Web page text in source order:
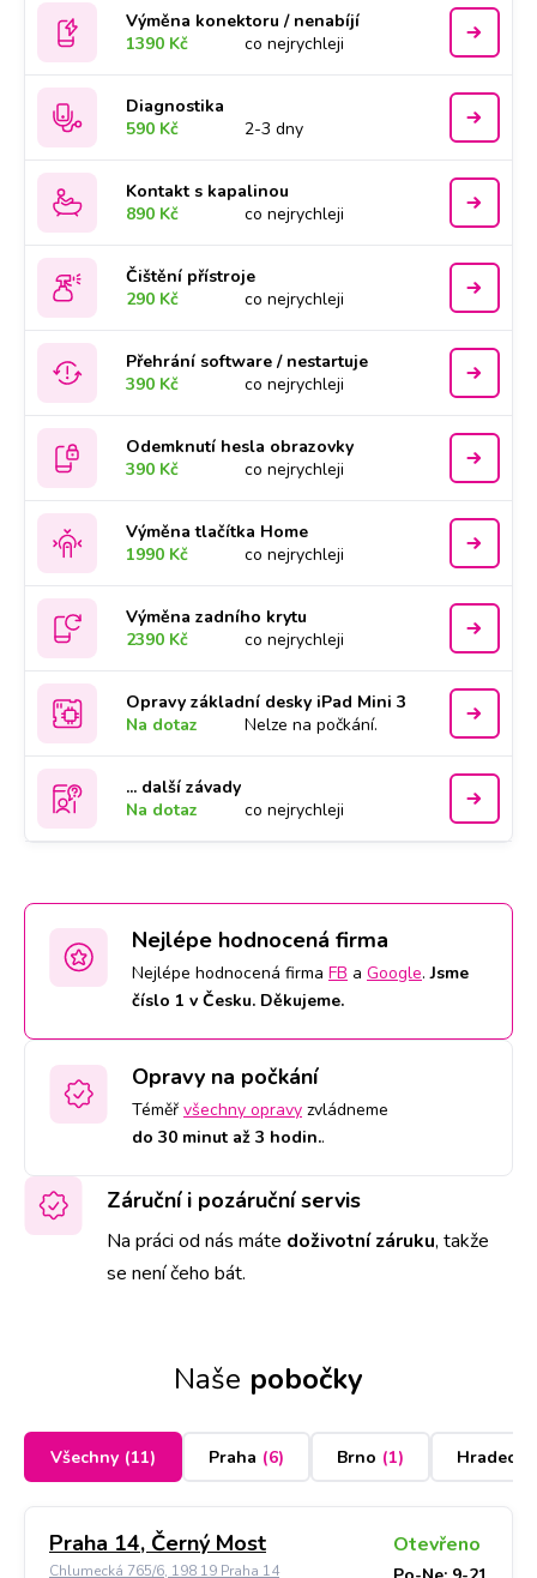
Výměna konektoru / nenabíjí
1390 Kč
co nejrychleji
Diagnostika
590 Kč
2-3 dny
Kontakt s kapalinou
890 Kč
co nejrychleji
Čištění přístroje
290 Kč
co nejrychleji
Přehrání software / nestartuje
390 Kč
co nejrychleji
Odemknutí hesla obrazovky
390 Kč
co nejrychleji
Výměna tlačítka Home
1990 Kč
co nejrychleji
Výměna zadního krytu
2390 Kč
co nejrychleji
Opravy základní desky iPad Mini 3
Na dotaz
Nelze na počkání.
... další závady
Na dotaz
co nejrychleji
Nejlépe hodnocená firma
Nejlépe hodnocená firma FB a Google.Jsme
číslo 1 v Česku. Děkujeme.
Opravy na počkání
Téměř všechny opravy zvládneme
do 30 minut až 3 hodin..
Záruční i pozáruční servis
Na práci od nás máte doživotní záruku, takže
se není čeho bát.
Naše pobočky
Všechny (11) Praha (6) Brno (1) Hradec
Praha 14, Černý Most
Chlumecká 765/6, 198 19 Praha 14
Otevřeno